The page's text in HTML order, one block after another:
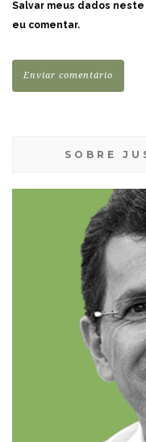
Salvar meus dados
eu comentar.
SOBRE